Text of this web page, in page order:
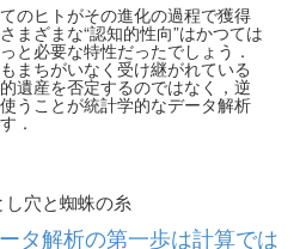
のヒトがその進化の過程で獲得
まざまな“認知的性向”はかつては
と必要な特性だったでしょう．
まちがいなく受け継がれている
遺産を否定するのではなく，逆
うことが統計学的なデータ解析
．
穴と蜘蛛の糸
タ解析の第一歩は計算では